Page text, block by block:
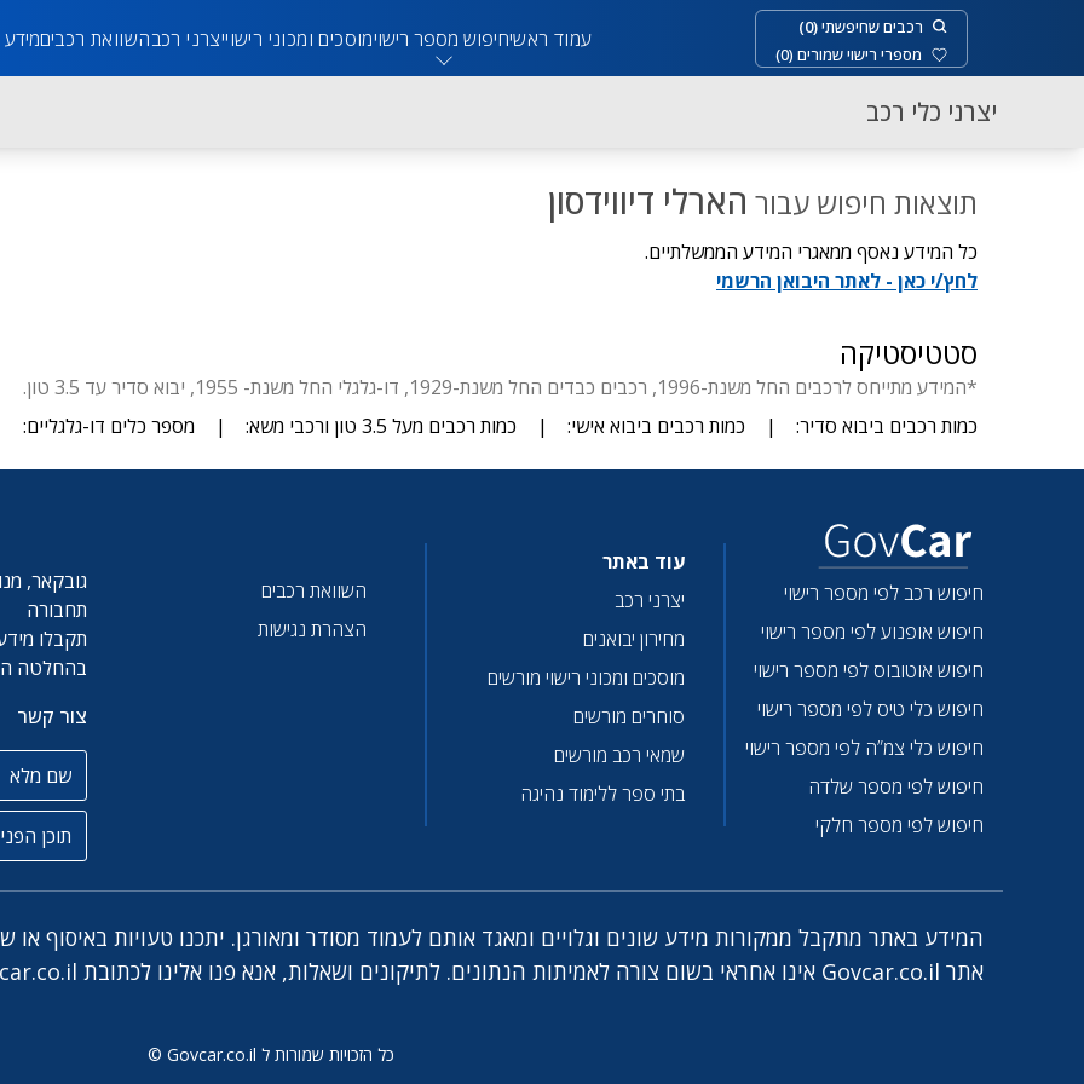
רכבים שחיפשתי(
0
)
מספרי רישוי שמורים (
0
)
עמוד ראשיחיפוש מספר רישוימוסכים ומכוני רישוייצרני רכבהשוואת רכביםמידע
יצרני כלי רכב
תוצאות חיפוש עבור הארלי דיווידסון
כל המידע נאסף ממאגרי המידע הממשלתיים.
לחץ/י כאן - לאתר היבואן הרשמי
סטטיסטיקה
*המידע מתייחס לרכבים החל משנת-1996, רכבים כבדים החל משנת-1929, דו-גלגלי החל משנת- 1955, יבוא סדיר עד 3.5 טון.
כמות רכבים ביבוא סדיר:
| כמות רכבים ביבוא אישי: | כמות רכבים מעל 3.5 טון ורכבי משא: | מספר כלים דו-גלגליים:
חיפוש רכב לפי מספר רישוי
חיפוש אופנוע לפי מספר רישוי
חיפוש אוטובוס לפי מספר רישוי
חיפוש כלי טיס לפי מספר רישוי
חיפוש כלי צמ”ה לפי מספר רישוי
חיפוש לפי מספר שלדה
חיפוש לפי מספר חלקי
עוד באתר
יצרני רכב
מחירון יבואנים
מוסכים ומכוני רישוי מורשים
סוחרים מורשים
שמאי רכב מורשים
בתי ספר ללימוד נהיגה
השוואת רכבים
הצהרת נגישות
גובקאר,
תחבורה
תקבלו
בהחלטה
צור קשר
המידע באתר מתקבל ממקורות מידע שונים וגלויים ומאגד אותם לעמוד מסודר ומאורגן. יתכנו טעויות באיסוף
אתר Govcar.co.il אינו אחראי בשום צורה לאמיתות הנתונים. לתיקונים ושאלות, אנא פנו אלינו לכתובת
כל הזכויות שמורות ל Govcar.co.il ©